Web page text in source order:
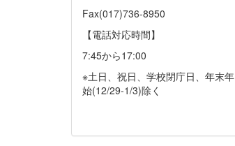
Fax(017)736-8950
【電話対応時間】
7:45から17:00
※土日、祝日、学校閉庁日、年末年
始(12/29-1/3)除く